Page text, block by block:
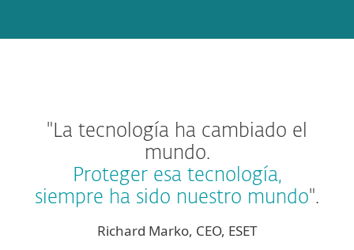
"La tecnología ha cambiado el
mundo.
Proteger esa tecnología,
siempre ha sido nuestro mundo".
Richard Marko, CEO, ESET